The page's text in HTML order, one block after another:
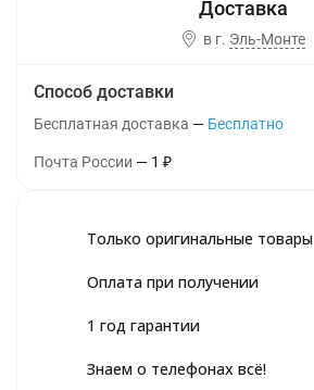
в г. Эль-Монте
Способ доставки
Бесплатная доставка Бесплатно
Почта России 1 ₽
Только оригинальные товары
Оплата при получении
1 год гарантии
Знаем о телефонах всё!